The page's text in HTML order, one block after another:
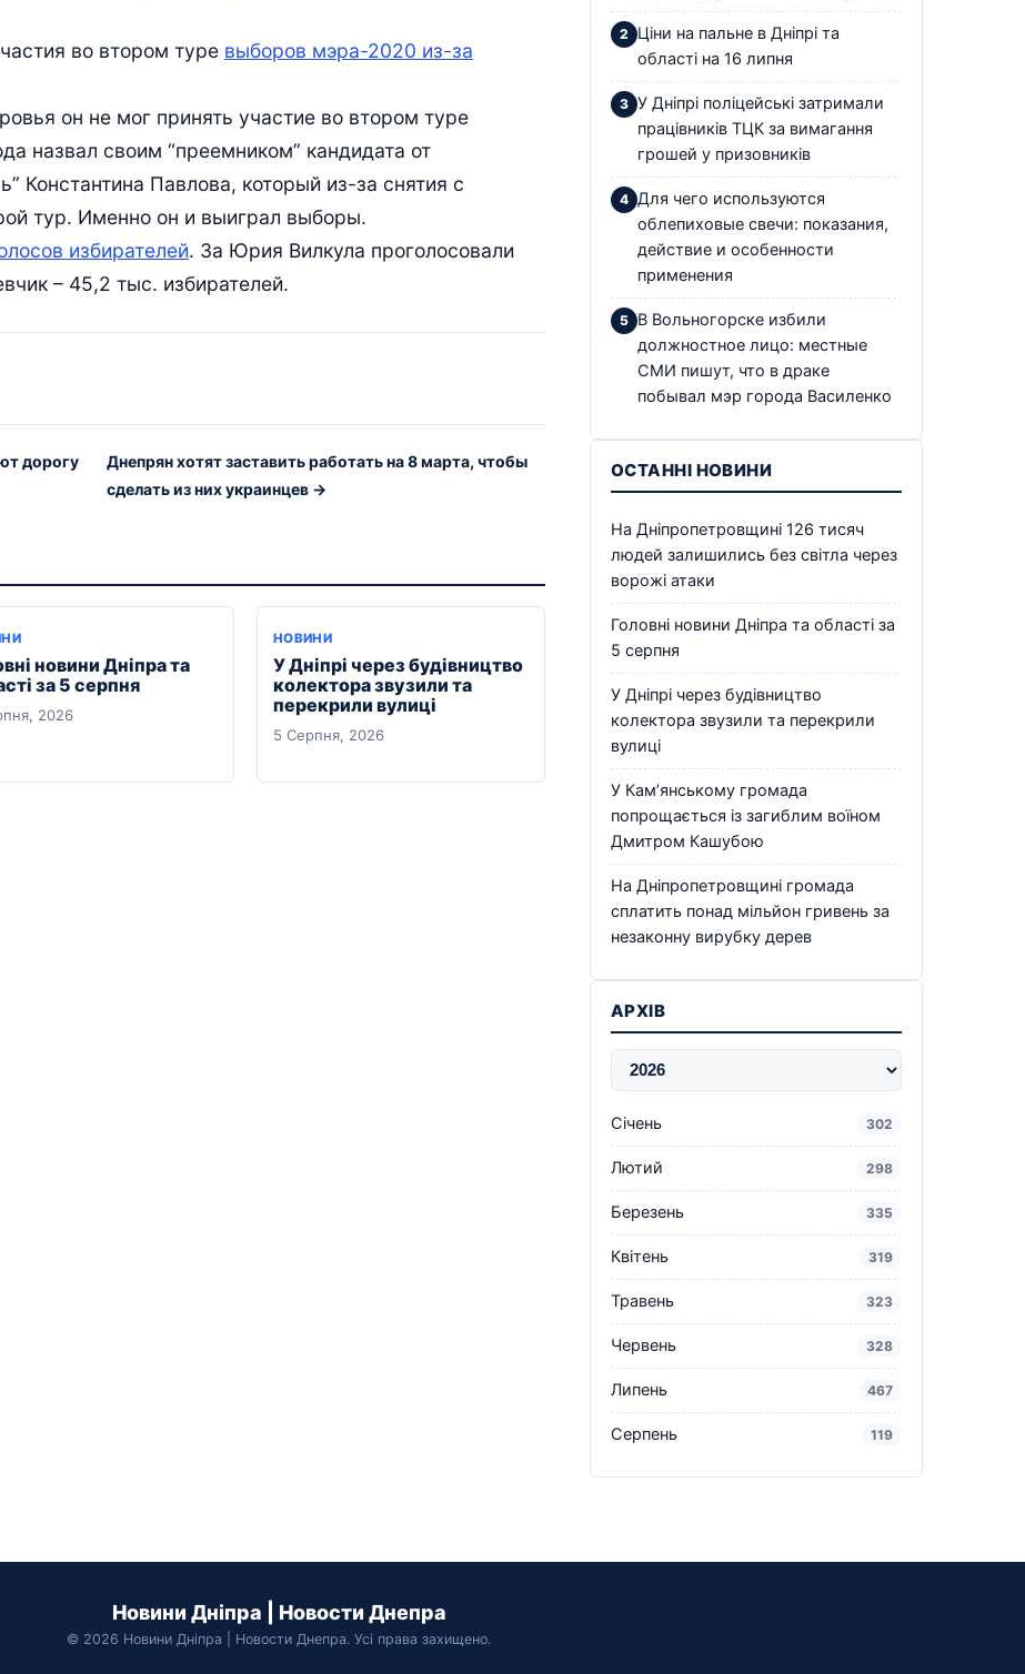
во втором туре выборов мэра-2020 из-за
он не мог принять участие во втором туре
назвал своим “преемником” кандидата от
Константина Павлова, который из-за снятия с
тур. Именно он и выиграл выборы.
избирателей. За Юрия Вилкула проголосовали
– 45,2 тыс. избирателей.
дорогу
Днепрян хотят заставить работать на 8 марта, чтобы
сделать из них украинцев →
новини Дніпра та
за 5 серпня
2026
НОВИНИ
У Дніпрі через будівництво
колектора звузили та
перекрили вулиці
5 Серпня, 2026
Ціни на пальне в Дніпрі та
області на 16 липня
У Дніпрі поліцейські затримали
працівників ТЦК за вимагання
грошей у призовників
Для чего используются
облепиховые свечи: показания,
действие и особенности
применения
В Вольногорске избили
должностное лицо: местные
СМИ пишут, что в драке
побывал мэр города Василенко
ОСТАННІ НОВИНИ
На Дніпропетровщині 126 тисяч
людей залишились без світла через
ворожі атаки
Головні новини Дніпра та області за
5 серпня
У Дніпрі через будівництво
колектора звузили та перекрили
вулиці
У Кам’янському громада
попрощається із загиблим воїном
Дмитром Кашубою
На Дніпропетровщині громада
сплатить понад мільйон гривень за
незаконну вирубку дерев
АРХІВ
Січень 302
Лютий 298
Березень 335
Квітень 319
Травень 323
Червень 328
Липень 467
Серпень 119
Новини Дніпра | Новости Днепра
© 2026 Новини Дніпра | Новости Днепра. Усі права захищено.